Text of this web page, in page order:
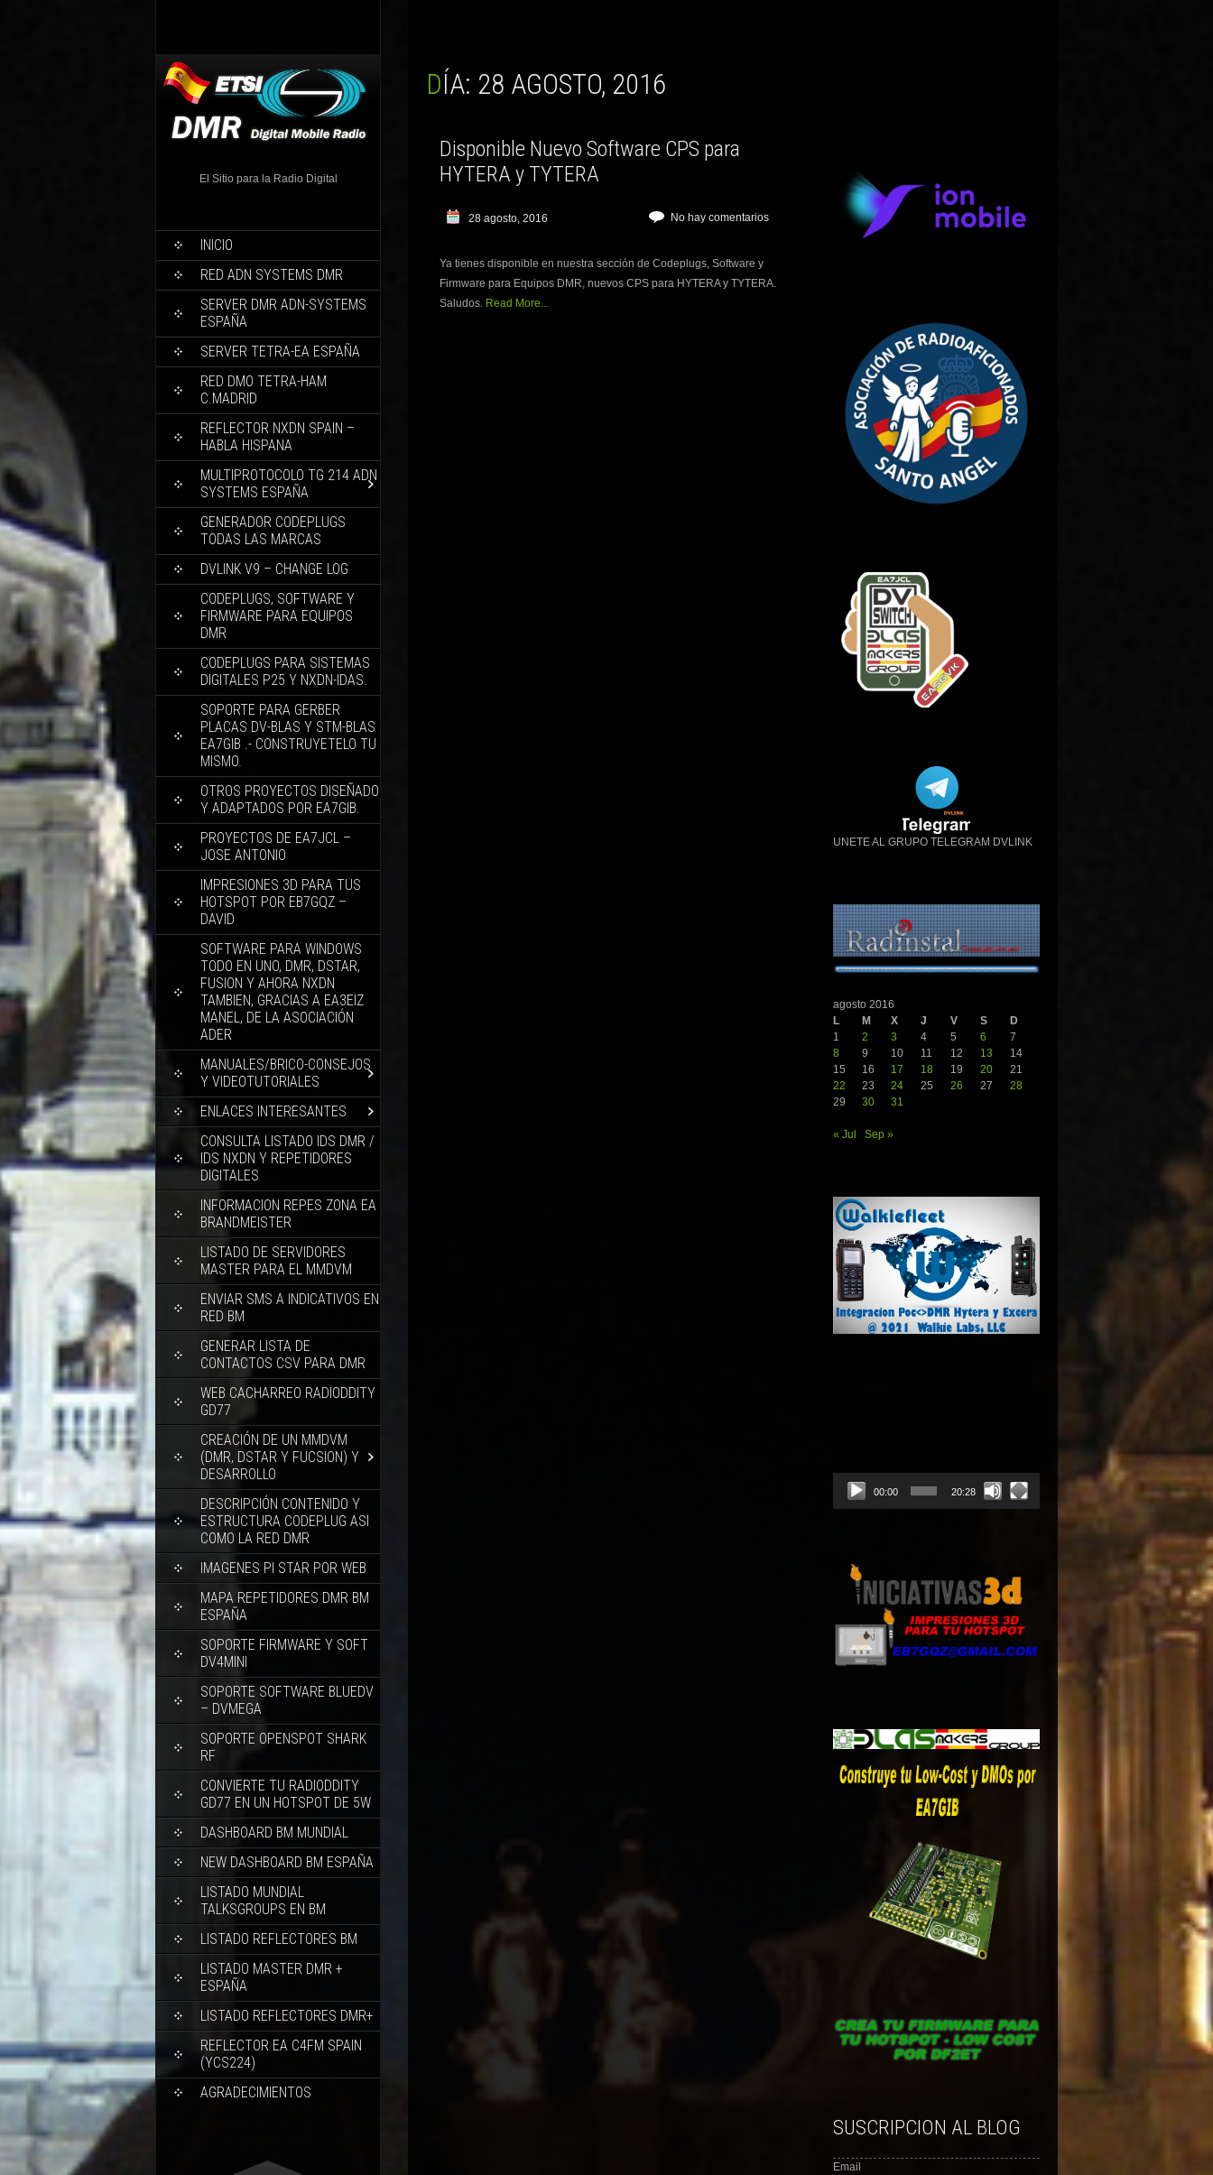
El Sitio para la Radio Digital
INICIO
RED ADN SYSTEMS DMR
SERVER DMR ADN-SYSTEMS
ESPAÑA
SERVER TETRA-EA ESPAÑA
RED DMO TETRA-HAM
C.MADRID
REFLECTOR NXDN SPAIN –
HABLA HISPANA
MULTIPROTOCOLO TG 214 ADN
SYSTEMS ESPAÑA
GENERADOR CODEPLUGS
TODAS LAS MARCAS
DVLINK V9 – CHANGE LOG
CODEPLUGS, SOFTWARE Y
FIRMWARE PARA EQUIPOS
DMR
CODEPLUGS PARA SISTEMAS
DIGITALES P25 Y NXDN-IDAS.
SOPORTE PARA GERBER
PLACAS DV-BLAS Y STM-BLAS
EA7GIB .- CONSTRUYETELO TU
MISMO.
OTROS PROYECTOS DISEÑADO
Y ADAPTADOS POR EA7GIB.
PROYECTOS DE EA7JCL –
JOSE ANTONIO
IMPRESIONES 3D PARA TUS
HOTSPOT POR EB7GQZ –
DAVID
SOFTWARE PARA WINDOWS
TODO EN UNO, DMR, DSTAR,
FUSION Y AHORA NXDN
TAMBIEN, GRACIAS A EA3EIZ
MANEL, DE LA ASOCIACIÓN
ADER
MANUALES/BRICO-CONSEJOS
Y VIDEOTUTORIALES
ENLACES INTERESANTES
CONSULTA LISTADO IDS DMR /
IDS NXDN Y REPETIDORES
DIGITALES
INFORMACION REPES ZONA EA
BRANDMEISTER
LISTADO DE SERVIDORES
MASTER PARA EL MMDVM
ENVIAR SMS A INDICATIVOS EN
RED BM
GENERAR LISTA DE
CONTACTOS CSV PARA DMR
WEB CACHARREO RADIODDITY
GD77
CREACIÓN DE UN MMDVM
(DMR, DSTAR Y FUCSION) Y
DESARROLLO
DESCRIPCIÓN CONTENIDO Y
ESTRUCTURA CODEPLUG ASI
COMO LA RED DMR
IMAGENES PI STAR POR WEB
MAPA REPETIDORES DMR BM
ESPAÑA
SOPORTE FIRMWARE Y SOFT
DV4MINI
SOPORTE SOFTWARE BLUEDV
– DVMEGA
SOPORTE OPENSPOT SHARK
RF
CONVIERTE TU RADIODDITY
GD77 EN UN HOTSPOT DE 5W
DASHBOARD BM MUNDIAL
NEW DASHBOARD BM ESPAÑA
LISTADO MUNDIAL
TALKSGROUPS EN BM
LISTADO REFLECTORES BM
LISTADO MASTER DMR +
ESPAÑA
LISTADO REFLECTORES DMR+
REFLECTOR EA C4FM SPAIN
(YCS224)
AGRADECIMIENTOS
DÍA: 28 AGOSTO, 2016
Disponible Nuevo Software CPS para
HYTERA y TYTERA
28 agosto, 2016 No hay comentarios
Ya tienes disponible en nuestra sección de Codeplugs, Software y
Firmware para Equipos DMR, nuevos CPS para HYTERA y TYTERA.
Saludos. Read More...
UNETE AL GRUPO TELEGRAM DVLINK
agosto 2016
L
M X J V S
D
1
2 3 4 5 6
7
8
9 10 11 12 13
14
15
16 17 18 19 20
21
22
23 24 25 26 27
28
29
30 31
« Jul Sep »
00:00 20:28
SUSCRIPCION AL BLOG
Email